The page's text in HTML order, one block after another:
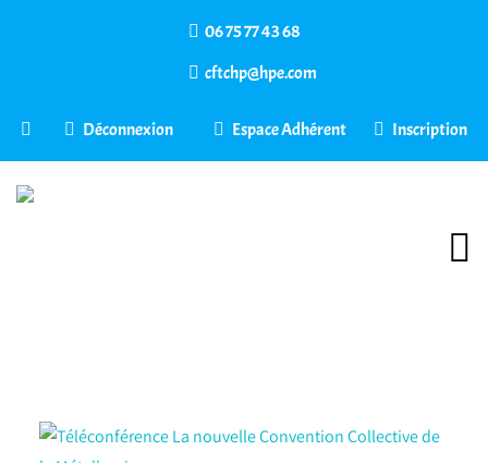
06 75 77 43 68
cftchp@hpe.com
Déconnexion Espace Adhérent Inscription